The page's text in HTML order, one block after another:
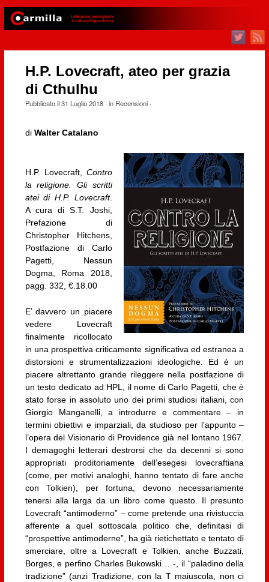
H.P. Lovecraft, ateo per grazia
di Cthulhu
Pubblicato il31 Luglio 2018· in Recensioni·
di Walter Catalano
H.P. Lovecraft, Contro
la religione. Gli scritti
atei di H.P. Lovecraft.
A cura di S.T. Joshi,
Prefazione di
Christopher Hitchens,
Postfazione di Carlo
Pagetti, Nessun
Dogma, Roma 2018,
pagg. 332, €.18.00
E’ davvero un piacere
vedere Lovecraft
finalmente ricollocato
in una prospettiva criticamente significativa ed estranea a
distorsioni e strumentalizzazioni ideologiche. Ed è un
piacere altrettanto grande rileggere nella postfazione di
un testo dedicato ad HPL, il nome di Carlo Pagetti, che è
stato forse in assoluto uno dei primi studiosi italiani, con
Giorgio Manganelli, a introdurre e commentare – in
termini obiettivi e imparziali, da studioso per l’appunto –
l’opera del Visionario di Providence già nel lontano 1967.
I demagoghi letterari destrorsi che da decenni si sono
appropriati proditoriamente dell’esegesi lovecraftiana
(come, per motivi analoghi, hanno tentato di fare anche
con Tolkien), per fortuna, devono necessariamente
tenersi alla larga da un libro come questo. Il presunto
Lovecraft “antimoderno” – come pretende una rivistuccia
afferente a quel sottoscala politico che, definitasi di
“prospettive antimoderne”, ha già rietichettato e tentato di
smerciare, oltre a Lovecraft e Tolkien, anche Buzzati,
Borges, e perfino Charles Bukowski… -, il “paladino della
tradizione” (anzi Tradizione, con la T maiuscola, non ci